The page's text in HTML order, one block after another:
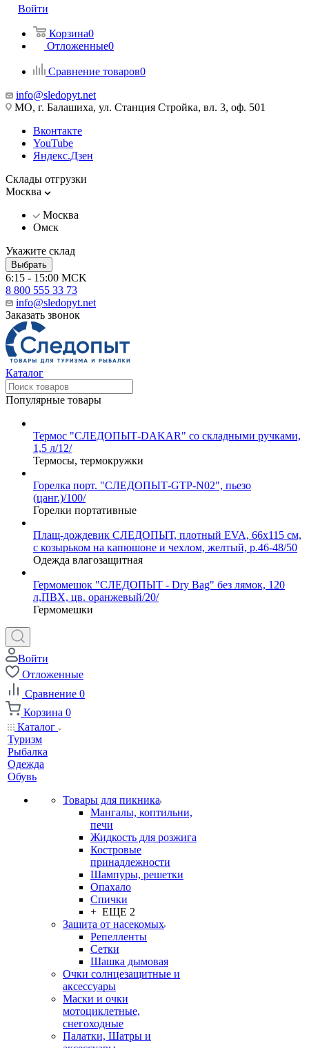
Войти
Корзина0
Отложенные0
Сравнение товаров0
info@sledopyt.net
МО, г. Балашиха, ул. Станция Стройка, вл. 3, оф. 501
Вконтакте
YouTube
Яндекс.Дзен
Склады отгрузки
Москва
Москва
Омск
Укажите склад
Выбрать
6:15 - 15:00 MCK
8 800 555 33 73
info@sledopyt.net
Заказать звонок
Каталог
Популярные товары
Термос "СЛЕДОПЫТ-DAKAR" со складными ручками,
1,5 л/12/
Термосы, термокружки
Горелка порт. "СЛЕДОПЫТ-GTP-N02", пьезо
(цанг.)/100/
Горелки портативные
Плащ-дождевик СЛЕДОПЫТ, плотный EVA, 66х115 см,
с козырьком на капюшоне и чехлом, желтый, р.46-48/50
Одежда влагозащитная
Гермомешок "СЛЕДОПЫТ - Dry Bag" без лямок, 120
л,ПВХ, цв. оранжевый/20/
Гермомешки
Войти
Отложенные
Сравнение 0
Корзина 0
Каталог
Туризм
Рыбалка
Одежда
Обувь
Товары для пикника
Мангалы, коптильни,
печи
Жидкость для розжига
Костровые
принадлежности
Шампуры, решетки
Опахало
Спички
+ ЕЩЕ 2
Защита от насекомых
Репелленты
Сетки
Шашка дымовая
Очки солнцезащитные и
аксессуары
Маски и очки
мотоциклетные,
снегоходные
Палатки, Шатры и